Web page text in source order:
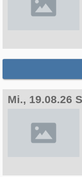
Mi., 19.08.26